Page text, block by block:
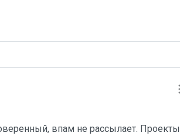
впам не рассылает. Проекты